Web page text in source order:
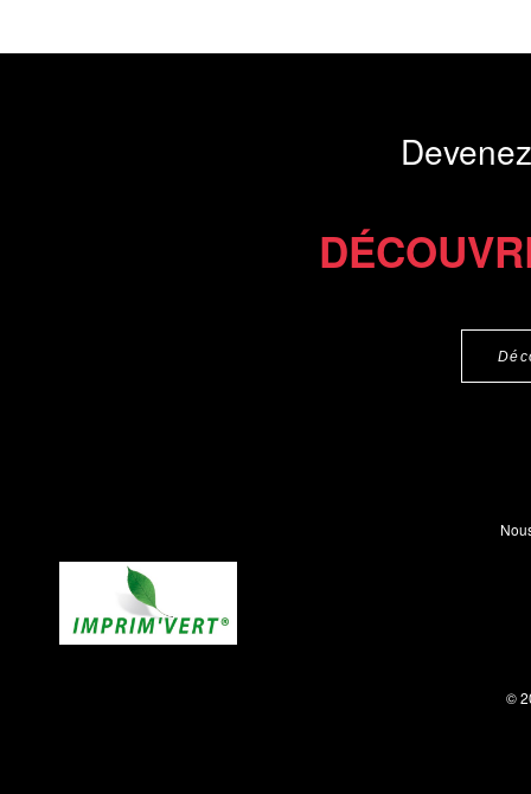
©